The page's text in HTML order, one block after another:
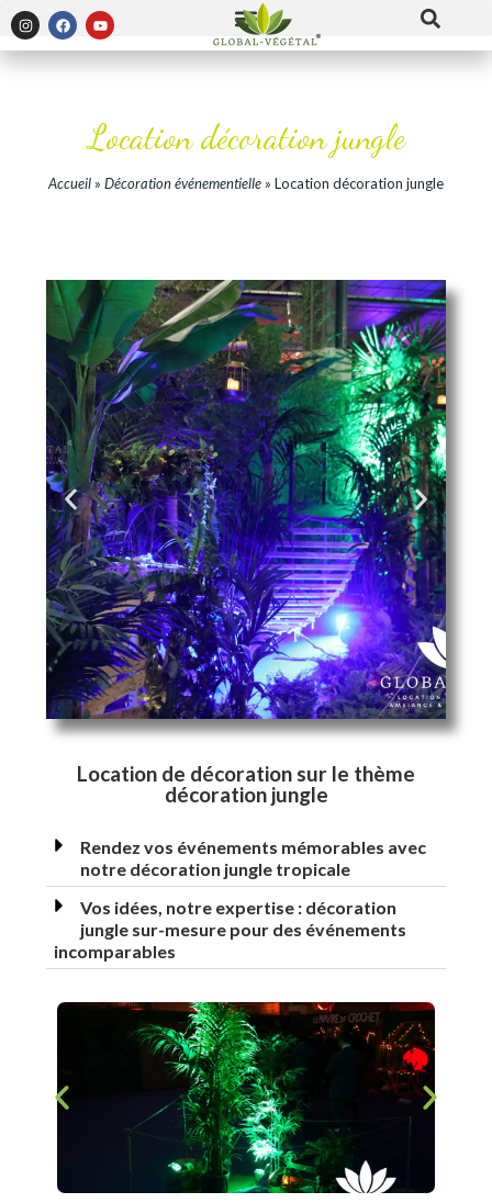
Location décoration jungle
Accueil » Décoration événementielle » Location décoration jungle
Location de décoration sur le thème
décoration jungle
Rendez vos événements mémorables avec
notre décoration jungle tropicale
Vos idées, notre expertise : décoration
jungle sur-mesure pour des événements
incomparables